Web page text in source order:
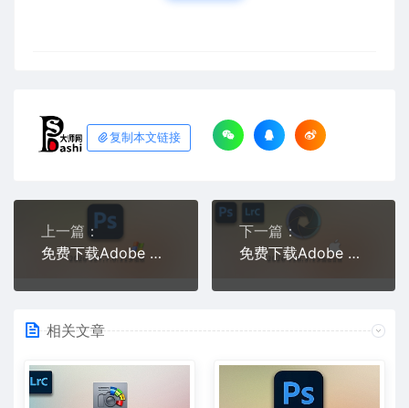
复制本文链接
上一篇：
免费下载Adobe Photoshop 2026 v27.7.0.11 for win多国语言版正式中文最新PS软件激活一键安装包Ai智能修图设计师平面设计工具
下一篇：
免费下载Adobe DNG Converter v18.3.1 for Mac多国语言中文版安装包图片RAW相机照片格式转换器Lrc数字负片PS插件软件工具
相关文章